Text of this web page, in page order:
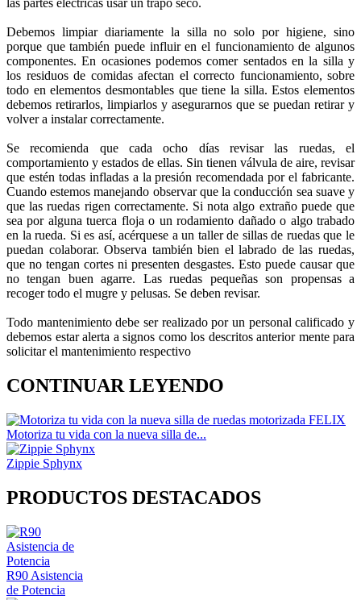
las partes eléctricas usar un trapo seco.
Debemos limpiar diariamente la silla no solo por higiene, sino
porque que también puede influir en el funcionamiento de algunos
componentes. En ocasiones podemos comer sentados en la silla y
los residuos de comidas afectan el correcto funcionamiento, sobre
todo en elementos desmontables que tiene la silla. Estos elementos
debemos retirarlos, limpiarlos y asegurarnos que se puedan retirar y
volver a instalar correctamente.
Se recomienda que cada ocho días revisar las ruedas, el
comportamiento y estados de ellas. Sin tienen válvula de aire, revisar
que estén todas infladas a la presión recomendada por el fabricante.
Cuando estemos manejando observar que la conducción sea suave y
que las ruedas rigen correctamente. Si nota algo extraño puede que
sea por alguna tuerca floja o un rodamiento dañado o algo trabado
en la rueda. Si es así, acérquese a un taller de sillas de ruedas que le
puedan colaborar. Observa también bien el labrado de las ruedas,
que no tengan cortes ni presenten desgastes. Esto puede causar que
no tengan buen agarre. Las ruedas pequeñas son propensas a
recoger todo el mugre y pelusas. Se deben revisar.
Todo mantenimiento debe ser realizado por un personal calificado y
debemos estar alerta a signos como los descritos anterior mente para
solicitar el mantenimiento respectivo
CONTINUAR LEYENDO
Motoriza tu vida con la nueva silla de...
Zippie Sphynx
PRODUCTOS DESTACADOS
R90 Asistencia
de Potencia